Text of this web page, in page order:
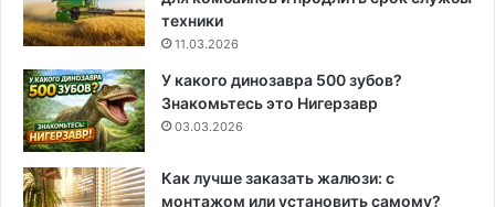
техники
11.03.2026
У какого динозавра 500 зубов?
Знакомьтесь это Нигерзавр
03.03.2026
Как лучше заказать жалюзи: с
монтажом или установить самому?